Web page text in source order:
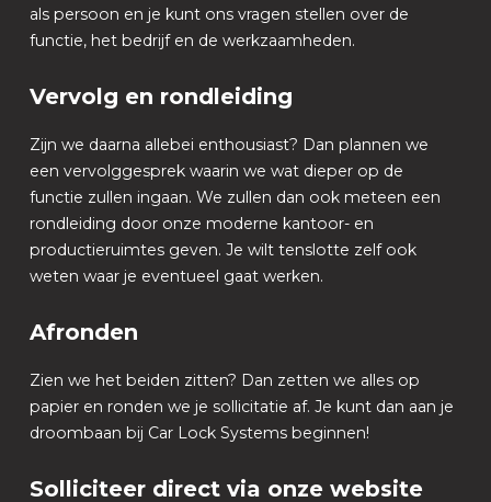
als persoon en je kunt ons vragen stellen over de
functie, het bedrijf en de werkzaamheden.
Vervolg en rondleiding
Zijn we daarna allebei enthousiast? Dan plannen we
een vervolggesprek waarin we wat dieper op de
functie zullen ingaan. We zullen dan ook meteen een
rondleiding door onze moderne kantoor- en
productieruimtes geven. Je wilt tenslotte zelf ook
weten waar je eventueel gaat werken.
Afronden
Zien we het beiden zitten? Dan zetten we alles op
papier en ronden we je sollicitatie af. Je kunt dan aan je
droombaan bij Car Lock Systems beginnen!
Solliciteer direct via onze website